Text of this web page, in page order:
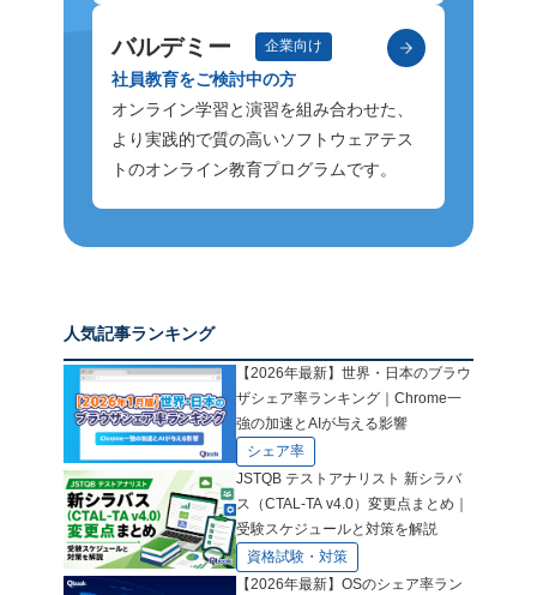
バルデミー 企業向け
社員教育をご検討中の方
オンライン学習と演習を組み合わせた、
より実践的で質の高いソフトウェアテス
トのオンライン教育プログラムです。
人気記事ランキング
【2026年最新】世界・日本のブラウ
ザシェア率ランキング｜Chrome一
強の加速とAIが与える影響
シェア率
JSTQB テストアナリスト 新シラバ
ス（CTAL-TA v4.0）変更点まとめ｜
受験スケジュールと対策を解説
資格試験・対策
【2026年最新】OSのシェア率ラン